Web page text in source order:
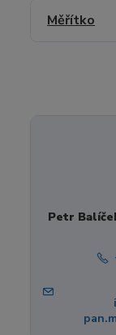
Měřítko
Petr